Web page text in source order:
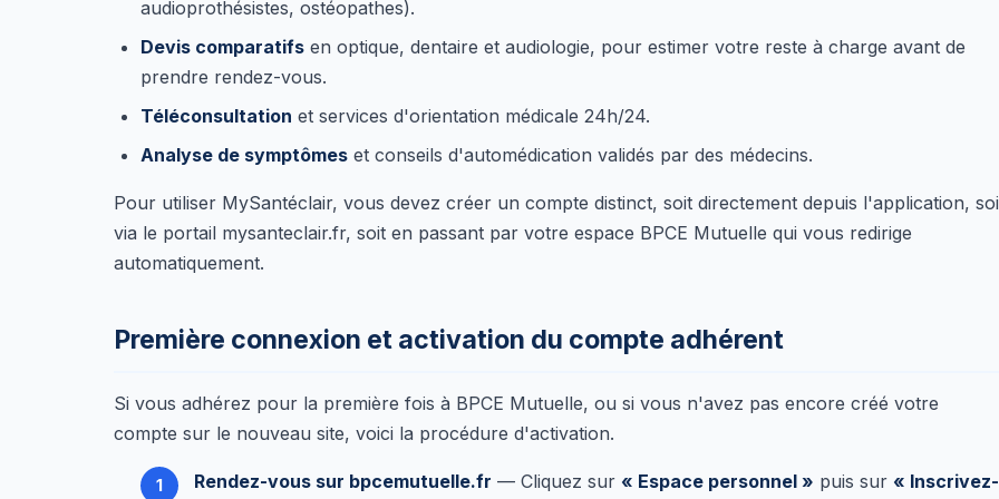
audioprothésistes, ostéopathes).
Devis comparatifs en optique, dentaire et audiologie, pour estimer votre reste à charge avant de
prendre rendez-vous.
Téléconsultation et services d'orientation médicale 24h/24.
Analyse de symptômes et conseils d'automédication validés par des médecins.
Pour utiliser MySantéclair, vous devez créer un compte distinct, soit directement depuis l'application,
via le portail mysanteclair.fr, soit en passant par votre espace BPCE Mutuelle qui vous redirige
automatiquement.
Première connexion et activation du compte adhérent
Si vous adhérez pour la première fois à BPCE Mutuelle, ou si vous n'avez pas encore créé votre
compte sur le nouveau site, voici la procédure d'activation.
Rendez-vous sur bpcemutuelle.fr — Cliquez sur « Espace personnel » puis sur « Inscrivez-